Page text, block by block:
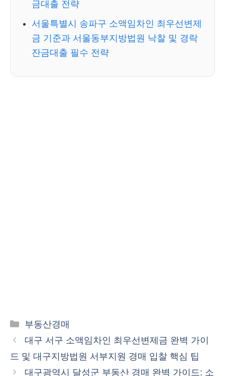
금대출 전략
서울특별시 송파구 소액임차인 최우선변제
금 기준과 서울동부지방법원 낙찰 및 경락
잔금대출 필수 전략
카
테
리
부동산경매
대구 서구 소액임차인 최우선변제금 완벽 가이
드 및 대구지방법원 서부지원 경매 입찰 핵심 팁
대구광역시 달성군 부동산 경매 완벽 가이드: 소